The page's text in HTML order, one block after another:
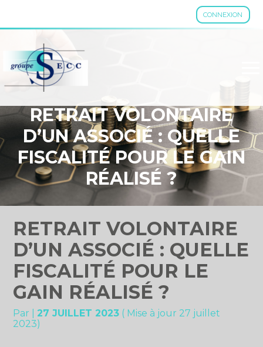
CONNEXION
Aller
RETRAIT VOLONTAIRE
D’UN ASSOCIÉ : QUELLE
FISCALITÉ POUR LE GAIN
RÉALISÉ ?
RETRAIT VOLONTAIRE
D’UN ASSOCIÉ : QUELLE
FISCALITÉ POUR LE
GAIN RÉALISÉ ?
Par 27 JUILLET 2023 ( Mise à jour 27 juillet
2023)